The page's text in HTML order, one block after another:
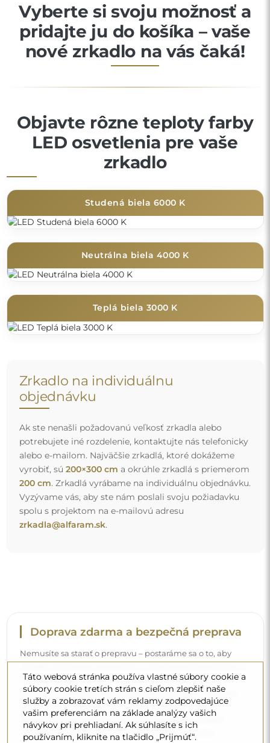
Vyberte si svoju možnosť a
pridajte ju do košíka – vaše
nové zrkadlo na vás čaká!
Objavte rôzne teploty farby
LED osvetlenia pre vaše
zrkadlo
Studená biela 6000 K
Neutrálna biela 4000 K
Teplá biela 3000 K
Zrkadlo na individuálnu
objednávku
Ak ste nenašli požadovanú veľkosť zrkadla alebo
potrebujete iné rozdelenie, kontaktujte nás telefonicky
alebo e-mailom. Najväčšie zrkadlá, ktoré dokážeme
vyrobiť, sú 200×300 cm a okrúhle zrkadlá s priemerom
200 cm. Zrkadlá vyrábame na individuálnu objednávku.
Vyzývame vás, aby ste nám poslali svoju požiadavku
spolu s projektom na e-mailovú adresu
zrkadla@alfaram.sk.
Doprava zdarma a bezpečná preprava
Nemusíte sa starať o prepravu – postaráme sa o to, aby
to úplne zdarma. Disponujeme vlastným vozovým
parkom a vyškoleným personálom, preto vám môžeme
zaručiť, že zrkadlo dorazí v dokonalom stave, bez
dodatočných poplatkov. Aj keď si objednáte zrkadlo
veľkých rozmerov, môžete sa spoľahnúť na rýchle
Táto webová stránka používa vlastné súbory cookie a
súbory cookie tretích strán s cieľom zlepšiť naše
služby a zobrazovať vám reklamy zodpovedajúce
vašim preferenciám na základe analýzy vašich
návykov pri prehliadaní. Ak súhlasíte s ich
používaním, kliknite na tlačidlo „Prijmúť“.